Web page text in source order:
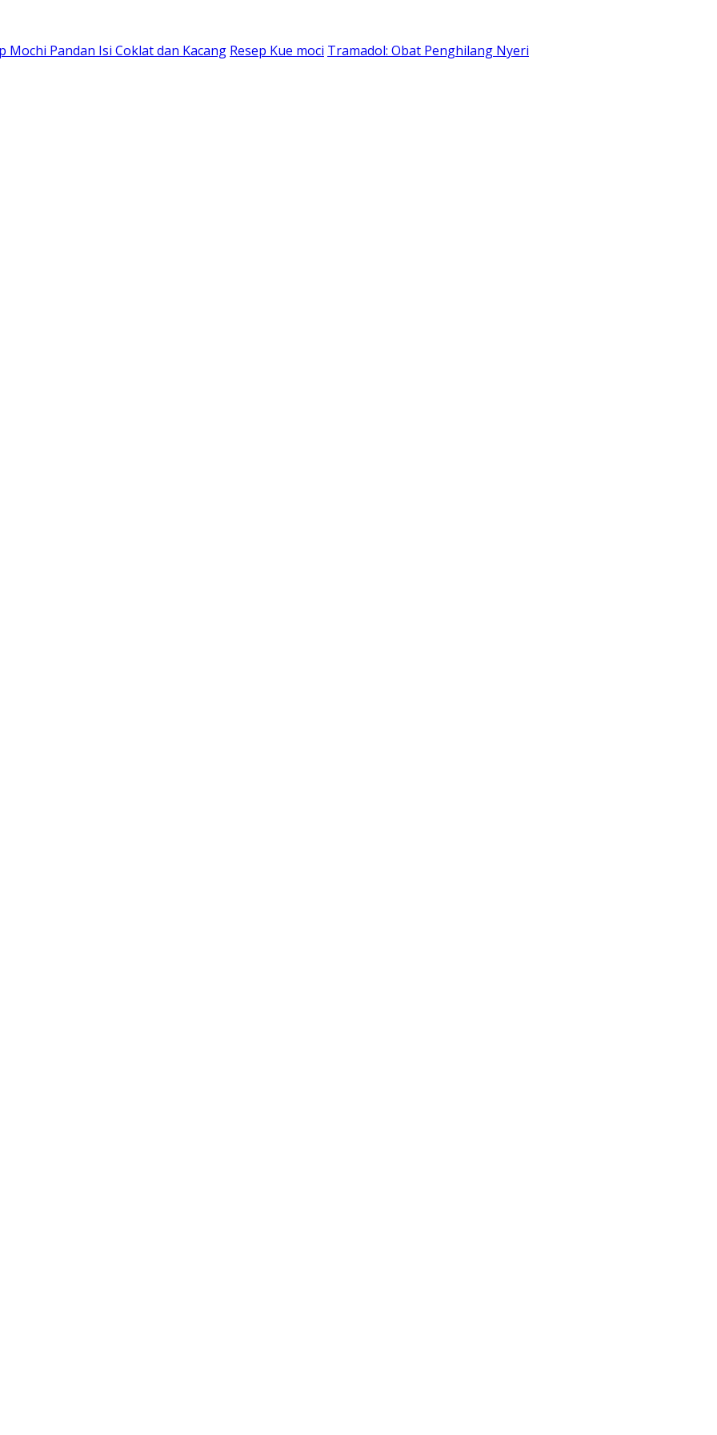
Mochi Pandan Isi Coklat dan Kacang Resep Kue moci Tramadol: Obat Penghilang Nyeri